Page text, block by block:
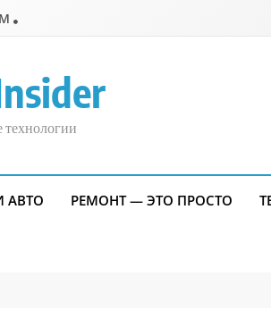
АВТО РЕМОНТ — ЭТО ПРОСТО